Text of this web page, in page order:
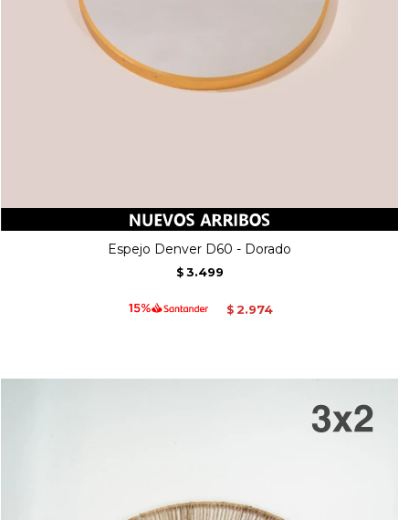
Espejo Denver D60 - Dorado
$ 3.499
$ 2.974